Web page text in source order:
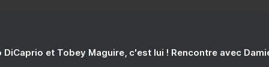
DiCaprio et Tobey Maguire, c'est lui ! Rencontre avec